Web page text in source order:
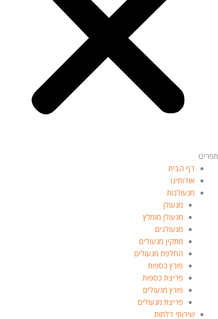
תפריט
דף הבית
אודותינו
מנעולנות
מנעולן
מנעולן מומלץ
מנעולנים
מתקין מנעולים
החלפת מנעולים
פורץ כספות
פריצת כספות
פורץ מנעולים
פריצת מנעולים
שירותי דלתות